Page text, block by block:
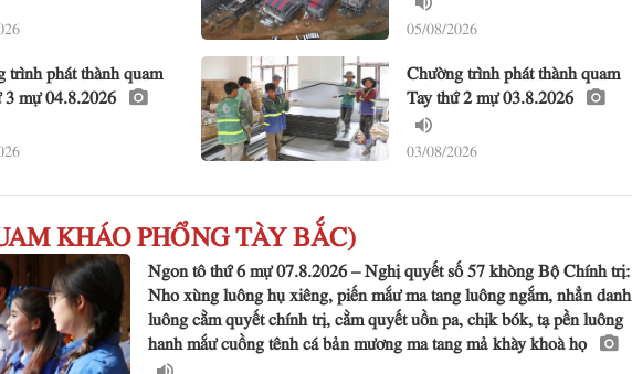
05/08/2026
trình phát thành quam
3 mự 04.8.2026
Chường trình phát thành quam
Tay thứ 2 mự 03.8.2026
03/08/2026
KHÁO PHỔNG TÀY BẮC)
Ngon tô thứ 6 mự 07.8.2026 – Nghị quyết số 57 khòng Bộ Chính trị:
Nho xùng luông hụ xiêng, piến mắư ma tang luông ngắm, nhẳn danh
luông cằm quyết chính trị, cằm quyết uồn pa, chịk bók, tạ pền luông
hanh mắư cuồng tênh cá bản mương ma tang mả khày khoà họ